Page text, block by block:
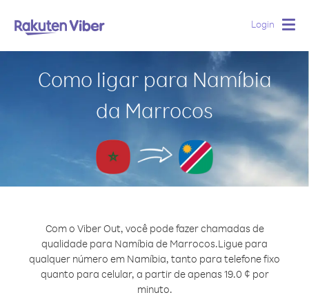
Login
Como ligar para Namíbia
da Marrocos
Com o Viber Out, você pode fazer chamadas de
qualidade para Namíbia de Marrocos.Ligue para
qualquer número em Namíbia, tanto para telefone fixo
quanto para celular, a partir de apenas 19.0 ¢ por
minuto.